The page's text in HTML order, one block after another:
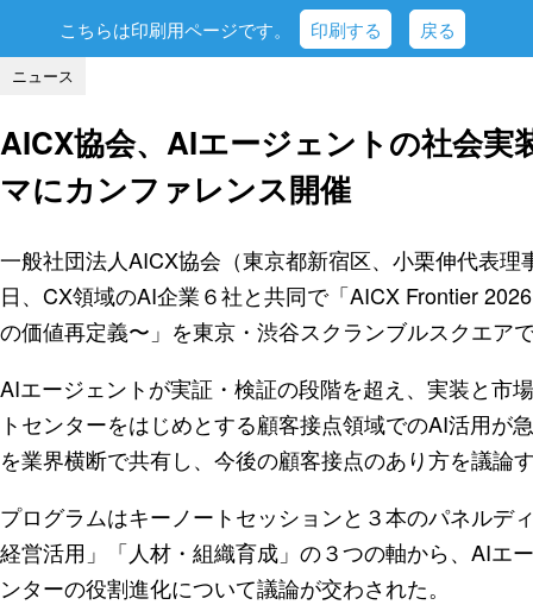
こちらは印刷用ページです。 印刷する 戻る
ニュース
AICX協会、AIエージェントの社会実
マにカンファレンス開催
一般社団法人AICX協会（東京都新宿区、小栗伸代表
日、CX領域のAI企業６社と共同で「AICX Frontier
の価値再定義〜」を東京・渋谷スクランブルスクエア
AIエージェントが実証・検証の段階を超え、実装と市
トセンターをはじめとする顧客接点領域でのAI活用が
を業界横断で共有し、今後の顧客接点のあり方を議論
プログラムはキーノートセッションと３本のパネルデ
経営活用」「人材・組織育成」の３つの軸から、AIエ
ンターの役割進化について議論が交わされた。